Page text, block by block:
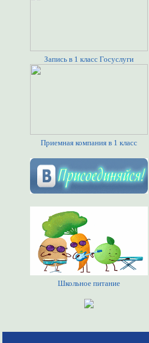
Запись в 1 класс Госуслуги
Приемная компания в 1 класс
Школьное питание